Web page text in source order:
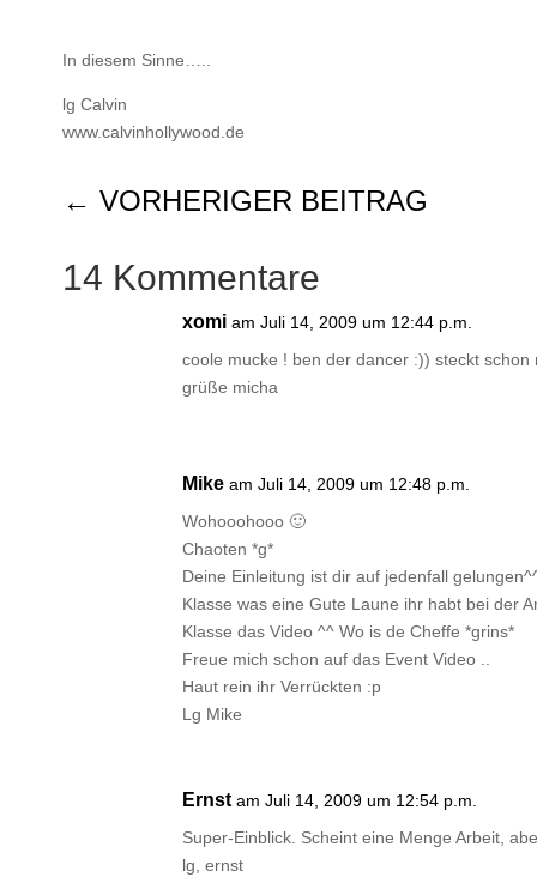
In diesem Sinne…..
lg Calvin
www.calvinhollywood.de
← VORHERIGER BEITRAG
14 Kommentare
xomi am Juli 14, 2009 um 12:44 p.m.
coole mucke ! ben der dancer :)) steckt
grüße micha
Mike am Juli 14, 2009 um 12:48 p.m.
Wohooohooo 🙂
Chaoten *g*
Deine Einleitung ist dir auf jedenfall
Klasse was eine Gute Laune ihr habt bei der
Klasse das Video ^^ Wo is de Cheffe *grins*
Freue mich schon auf das Event Video ..
Haut rein ihr Verrückten :p
Lg Mike
Ernst am Juli 14, 2009 um 12:54 p.m.
Super-Einblick. Scheint eine Menge Arbeit,
lg, ernst